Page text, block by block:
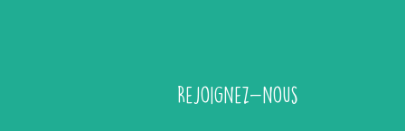
Rejoignez-nous